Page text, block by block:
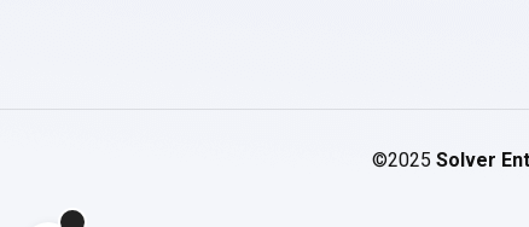
©2025 Solver